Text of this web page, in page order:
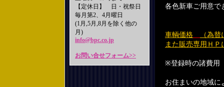
【定休日】 日・祝祭日
毎月第2、4月曜日
(1月,5月,8月を除く他の
月)
info@bpc.co.jp
お問い合せフォーム>>
各色新車ご用意で
車輌価格
（為
また販売専用ＨＰ
※登録時の諸費用
お住まいの地域に